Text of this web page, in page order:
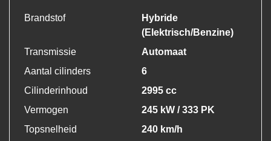
Brandstof
Hybride
(Elektrisch/Benzine)
Transmissie
Automaat
Aantal cilinders
6
Cilinderinhoud
2995 cc
Vermogen
245 kW / 333 PK
Topsnelheid
240 km/h